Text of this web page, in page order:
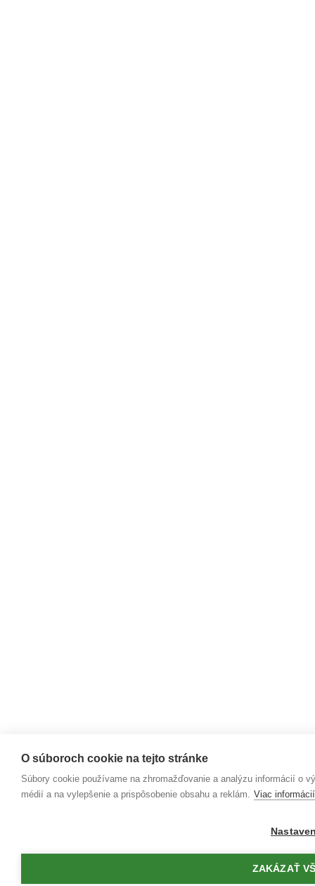
O súboroch cookie na tejto stránke
Súbory cookie používame na zhromažďovanie a analýzu informácií o
médií a na vylepšenie a prispôsobenie obsahu a reklám. Viac informácií
ZAKÁZAŤ